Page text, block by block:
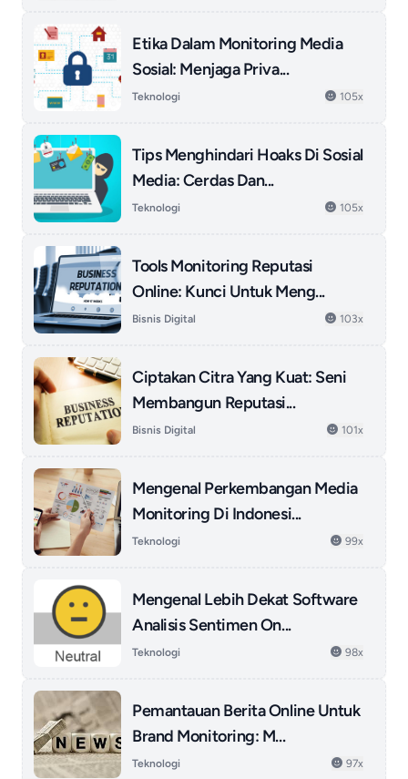
Etika Dalam Monitoring Media
Sosial: Menjaga Priva...
Teknologi 105x
Tips Menghindari Hoaks Di Sosial
Media: Cerdas Dan...
Teknologi 105x
Tools Monitoring Reputasi
Online: Kunci Untuk Meng...
Bisnis Digital 103x
Ciptakan Citra Yang Kuat: Seni
Membangun Reputasi...
Bisnis Digital 101x
Mengenal Perkembangan Media
Monitoring Di Indonesi...
Teknologi 99x
Mengenal Lebih Dekat Software
Analisis Sentimen On...
Teknologi 98x
Pemantauan Berita Online Untuk
Brand Monitoring: M...
Teknologi 97x